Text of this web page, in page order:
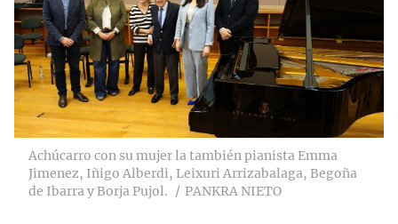
Achúcarro con su mujer la también pianista Emma
Jimenez, Iñigo Alberdi, Leixuri Arrizabalaga, Begoña
de Ibarra y Borja Pujol.
PANKRA NIETO